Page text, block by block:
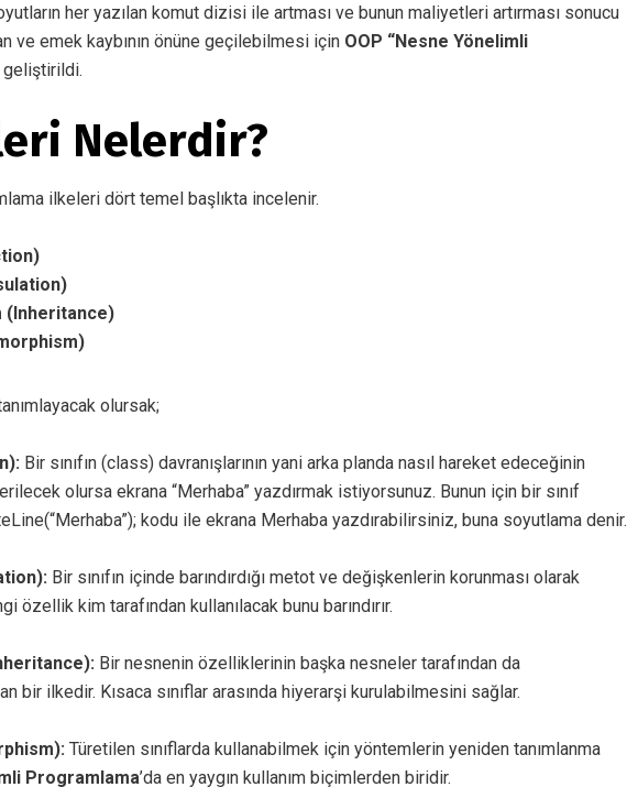
her yazılan komut dizisi ile artması ve bunun maliyetleri artırması sonucu
ve emek kaybının önüne geçilebilmesi için OOP “Nesne Yönelimli
geliştirildi.
Nelerdir?
ilkeleri dört temel başlıkta incelenir.
(Inheritance)
olursak;
Bir sınıfın (class) davranışlarının yani arka planda nasıl hareket edeceğinin
olursa ekrana “Merhaba” yazdırmak istiyorsunuz. Bunun için bir sınıf
kodu ile ekrana Merhaba yazdırabilirsiniz, buna soyutlama denir.
Bir sınıfın içinde barındırdığı metot ve değişkenlerin korunması olarak
özellik kim tarafından kullanılacak bunu barındırır.
Bir nesnenin özelliklerinin başka nesneler tarafından da
bir ilkedir. Kısaca sınıflar arasında hiyerarşi kurulabilmesini sağlar.
Türetilen sınıflarda kullanabilmek için yöntemlerin yeniden tanımlanma
Programlama’da en yaygın kullanım biçimlerden biridir.